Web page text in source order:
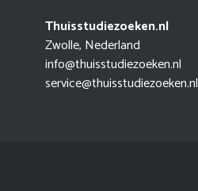
Thuisstudiezoeken.nl
Zwolle, Nederland
info@thuisstudiezoeken.nl
service@thuisstudiezoeken.nl